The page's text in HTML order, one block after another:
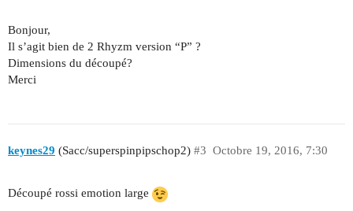
Bonjour,
Il s’agit bien de 2 Rhyzm version “P” ?
Dimensions du découpé?
Merci
keynes29 (Sacc/superspinpipschop2) Octobre 19, 2016, 7:30
#3
Découpé rossi emotion large